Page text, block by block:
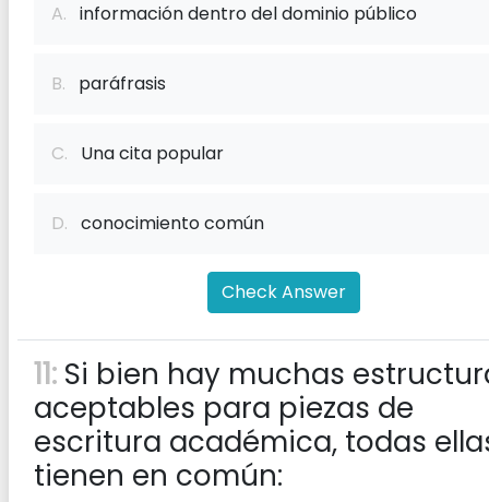
A. información dentro del dominio público
B. paráfrasis
C. Una cita popular
D. conocimiento común
Check Answer
11: Si bien hay muchas
aceptables para piezas de
escritura académica, todas
tienen en común: